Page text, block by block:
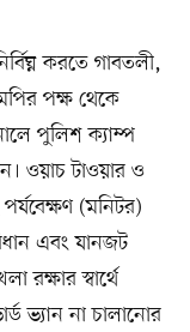
করতে গাবতলী,
পক্ষ থেকে
পুলিশ ক্যাম্প
ওয়াচ টাওয়ার ও
(মনিটর)
এবং যানজট
স্বার্থে
ভ্যান না চালানোর